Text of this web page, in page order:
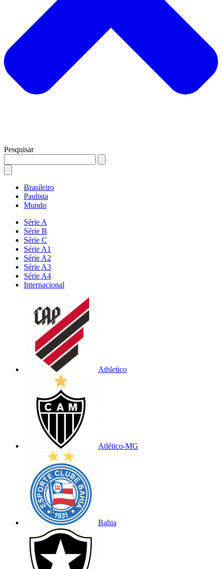
Pesquisar
Brasileiro
Paulista
Mundo
Série A
Série B
Série C
Série A1
Série A2
Série A3
Série A4
Internacional
Athletico
Atlético-MG
Bahia